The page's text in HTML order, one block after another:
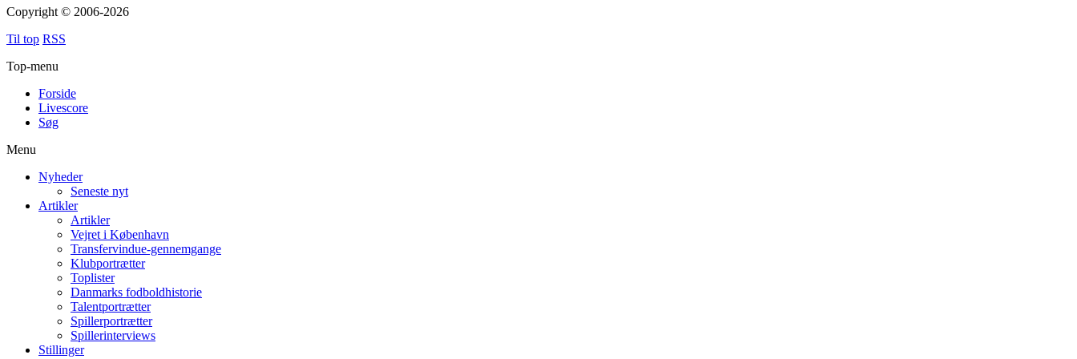
Copyright © 2006-2026
Til top RSS
Top-menu
Forside
Livescore
Søg
Menu
Nyheder
Seneste nyt
Artikler
Artikler
Vejret i København
Transfervindue-gennemgange
Klubportrætter
Toplister
Danmarks fodboldhistorie
Talentportrætter
Spillerportrætter
Spillerinterviews
Stillinger